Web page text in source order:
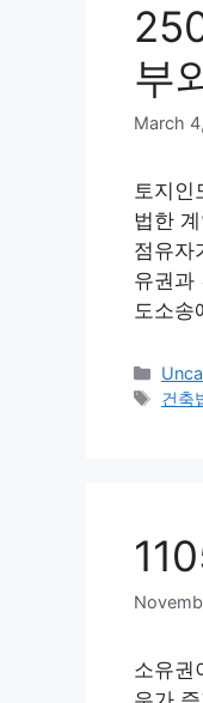
부
March
토지인
법한
점유자
유권과
도소송
Tags
건축
소유권